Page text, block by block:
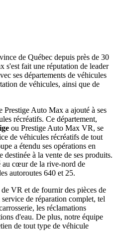
de Québec depuis près de 30
s'est fait une réputation de leader
ses départements de véhicules
de véhicules, ainsi que de
Prestige Auto Max a ajouté à ses
récréatifs. Ce département,
ou Prestige Auto Max VR, se
de véhicules récréatifs de tout
a étendu ses opérations en
destinée à la vente de ses produits.
au cœur de la rive-nord de
autoroutes 640 et 25.
VR et de fournir des pièces de
de réparation complet, tel
les réclamations
d'eau. De plus, notre équipe
de tout type de véhicule